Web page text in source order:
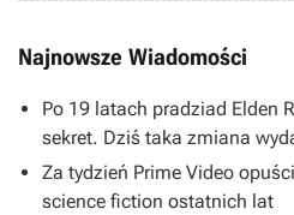
Najnowsze Wiadomości
Po 19 latach pradziad Elden
sekret. Dziś taka zmiana
Za tydzień Prime Video
science fiction ostatnich lat